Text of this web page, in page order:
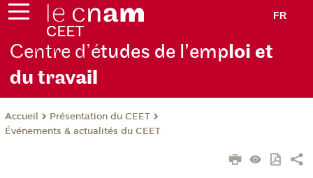
FR
Centre d’études de l’emploi et
du travail
Accueil
Présentation du CEET
Événements & actualités du CEET